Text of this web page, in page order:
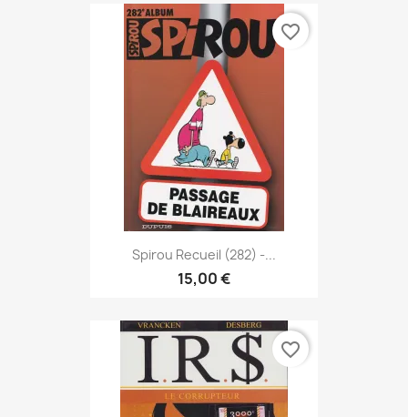
Spirou Recueil (282) -...
15,00 €
favorite_border
favorite_border